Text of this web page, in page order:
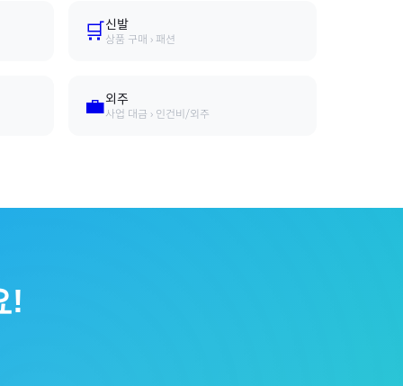
🛒신발
상품 구매 › 패션
💼외주
사업 대금 › 인건비/외주
!